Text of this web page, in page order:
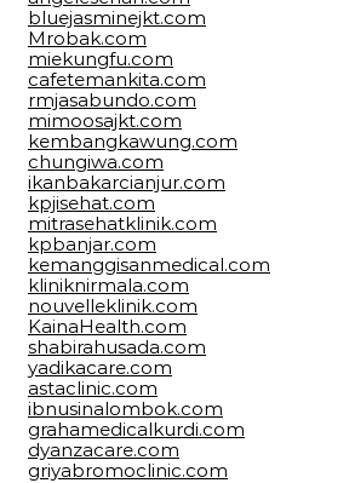
bluejasminejkt.com
Mrobak.com
miekungfu.com
cafetemankita.com
rmjasabundo.com
mimoosajkt.com
kembangkawung.com
chungiwa.com
ikanbakarcianjur.com
kpjisehat.com
mitrasehatklinik.com
kpbanjar.com
kemanggisanmedical.com
kliniknirmala.com
nouvelleklinik.com
KainaHealth.com
shabirahusada.com
yadikacare.com
astaclinic.com
ibnusinalombok.com
grahamedicalkurdi.com
dyanzacare.com
griyabromoclinic.com